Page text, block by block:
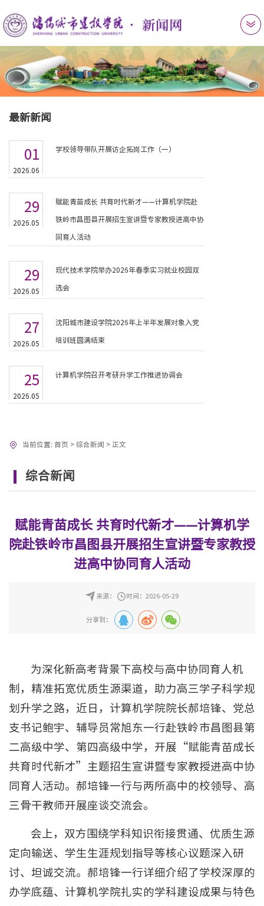
最新新闻
01
2026.06
学校领导带队开展访企拓岗工作（一）
29
2026.05
赋能青苗成长 共育时代新才——计算机学院赴
铁岭市昌图县开展招生宣讲暨专家教授进高中协
同育人活动
29
2026.05
现代技术学院举办2026年春季实习就业校园双
选会
27
2026.05
沈阳城市建设学院2026年上半年发展对象入党
培训班圆满结束
25
2026.05
计算机学院召开考研升学工作推进协调会
综合新闻
当前位置: 首页 > 综合新闻 > 正文
赋能青苗成长 共育时代新才——计算机学
院赴铁岭市昌图县开展招生宣讲暨专家教授
进高中协同育人活动
来源： 时间：2026-05-29
分享到：
为深化新高考背景下高校与高中协同育人机
制，精准拓宽优质生源渠道，助力高三学子科学规
划升学之路，近日，计算机学院院长郝培锋、党总
支书记鲍宇、辅导员常旭东一行赴铁岭市昌图县第
二高级中学、第四高级中学，开展“赋能青苗成长
共育时代新才”主题招生宣讲暨专家教授进高中协
同育人活动。郝培锋一行与两所高中的校领导、高
三骨干教师开展座谈交流会。
会上，双方围绕学科知识衔接贯通、优质生源
定向输送、学生生涯规划指导等核心议题深入研
讨、坦诚交流。郝培锋一行详细介绍了学校深厚的
办学底蕴、计算机学院扎实的学科建设成果与特色